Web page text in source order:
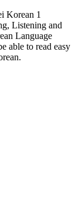
Korean 1
Listening and
Language
able to read easy